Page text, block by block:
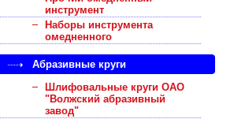
инструмент
Наборы инструмента
омедненного
Абразивные круги
Шлифовальные круги ОАО
"Волжский абразивный
завод"